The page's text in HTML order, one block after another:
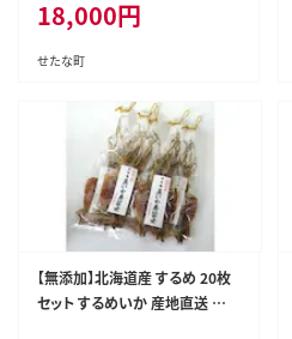
町 ふるさと納税
18,000円
せたな町
【無添加】北海道産 するめ 20枚
セット するめいか 産地直送 ダイ